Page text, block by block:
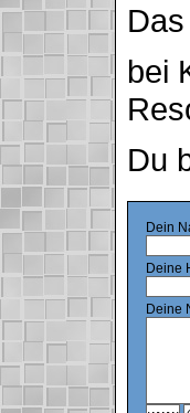
bei
Du
Dein
Deine
Deine